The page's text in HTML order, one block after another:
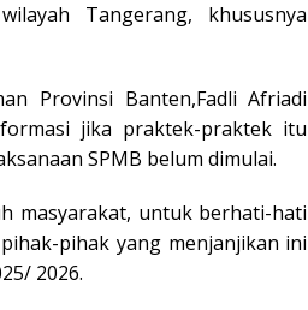
Tangerang, khususnya
Provinsi Banten,Fadli Afriadi
jika praktek-praktek itu
SPMB belum dimulai.
masyarakat, untuk berhati-hati
pihak yang menjanjikan ini
2026.